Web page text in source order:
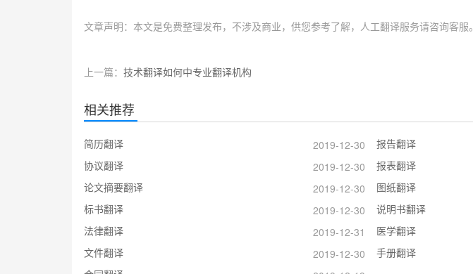
文章声明：本文是免费整理发布，不涉及商业，供您参考了解，人工翻译服务请咨询客服。
上一篇： 技术翻译如何中专业翻译机构
相关推荐
简历翻译 2019-12-30 报告翻译
协议翻译
2019-12-30 报表翻译
论文摘要翻译
2019-12-30 图纸翻译
标书翻译
2019-12-30 说明书翻译
法律翻译
2019-12-31 医学翻译
文件翻译
2019-12-30 手册翻译